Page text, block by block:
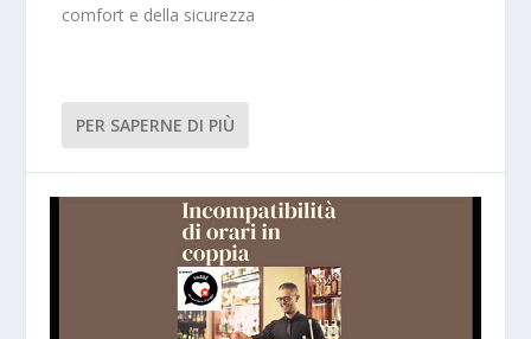
comfort e della sicurezza
PER SAPERNE DI PIÙ